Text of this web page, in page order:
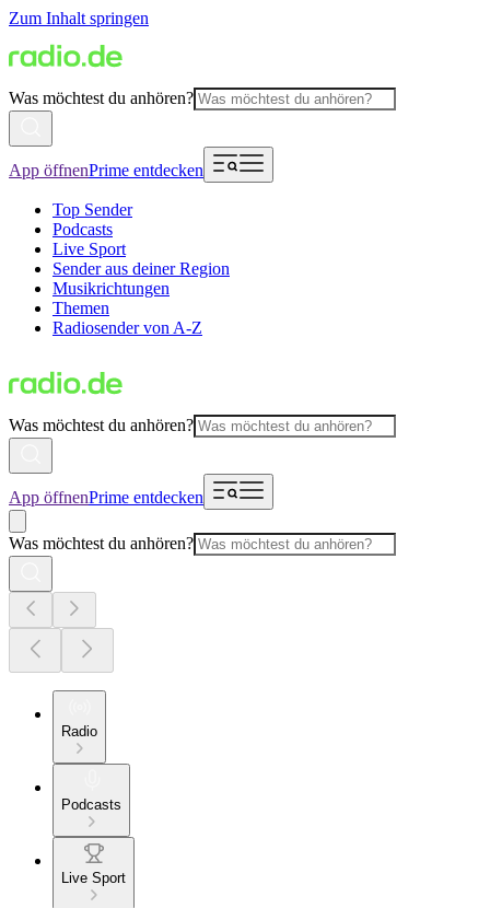
Zum Inhalt springen
Was möchtest du anhören?
App öffnenPrime entdecken
Top Sender
Podcasts
Live Sport
Sender aus deiner Region
Musikrichtungen
Themen
Radiosender von A-Z
Was möchtest du anhören?
App öffnenPrime entdecken
Was möchtest du anhören?
Radio
Podcasts
Live Sport